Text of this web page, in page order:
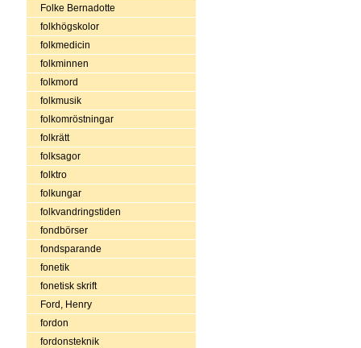
Folke Bernadotte
folkhögskolor
folkmedicin
folkminnen
folkmord
folkmusik
folkomröstningar
folkrätt
folksagor
folktro
folkungar
folkvandringstiden
fondbörser
fondsparande
fonetik
fonetisk skrift
Ford, Henry
fordon
fordonsteknik